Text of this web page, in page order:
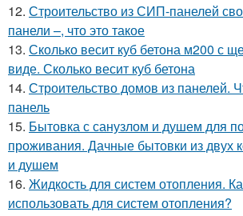
12. Строительство из СИП-панелей
панели –, что это такое
13. Сколько весит куб бетона м200 с
виде. Сколько весит куб бетона
14. Строительство домов из панелей.
панель
15. Бытовка с санузлом и душем для
проживания. Дачные бытовки из двух
и душем
16. Жидкость для систем отопления.
использовать для систем отопления?